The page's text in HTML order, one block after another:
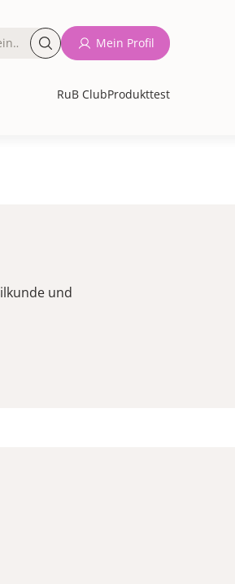
RuB ClubProdukttest
Mein Profil
und